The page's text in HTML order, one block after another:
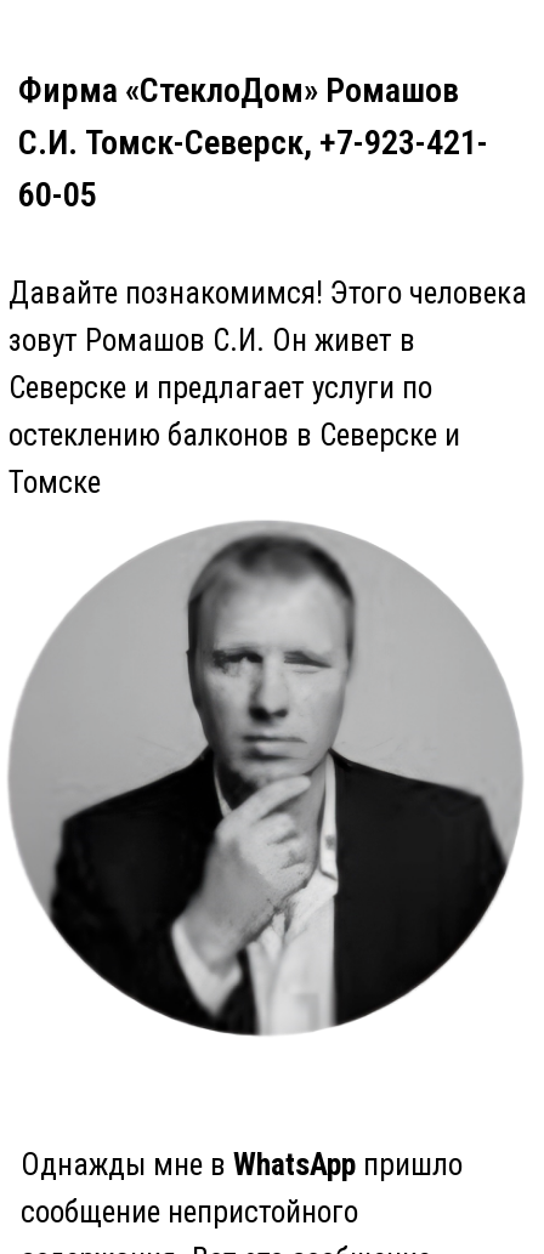
С.И. Томск-Северск, +7-923-421-
60-05
Давайте познакомимся! Этого человека
Северске и предлагает услуги по
остеклению балконов в Северске и
Томске
Однажды мне в WhatsAppпришло
сообщение непристойного
содержания. Вот это сообщение.